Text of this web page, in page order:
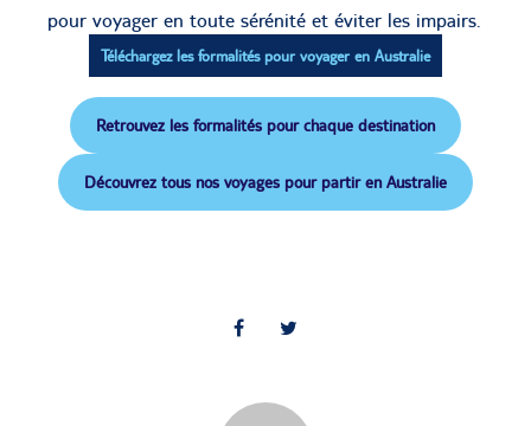
pour voyager en toute sérénité et éviter les impairs.
Téléchargez les formalités pour voyager en Australie
Retrouvez les formalités pour chaque destination
Découvrez tous nos voyages pour partir en Australie